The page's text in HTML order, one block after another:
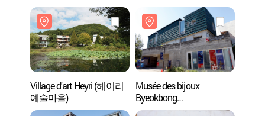
Village d'art Heyri (헤이리
예술마을)
Musée des bijoux
Byeokbong
(벽봉한국장신구박물관)